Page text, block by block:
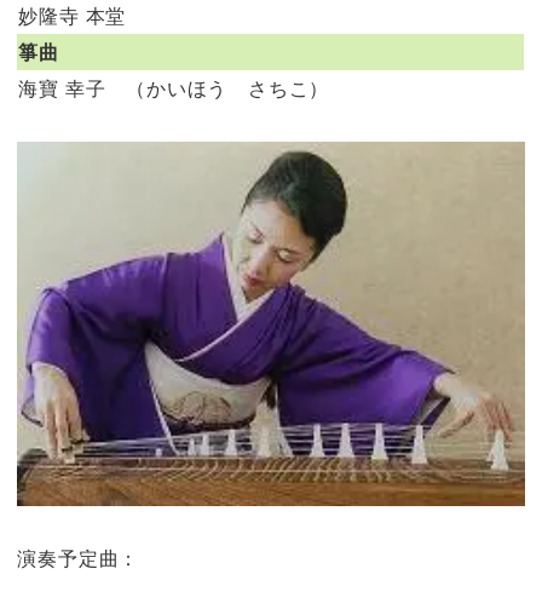
妙隆寺 本堂
箏曲
海寶 幸子 （かいほう さちこ）
演奏予定曲：